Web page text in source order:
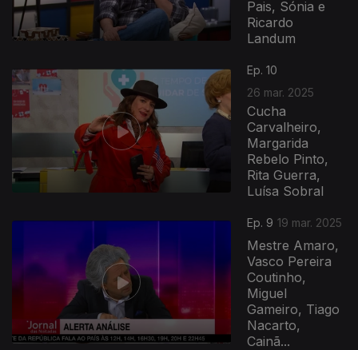
Pais, Sónia e
Ricardo
Landum
Ep. 10
26 mar. 2025
Cucha
Carvalheiro,
Margarida
Rebelo Pinto,
Rita Guerra,
Luísa Sobral
Ep. 9 19 mar. 2025
Mestre Amaro,
Vasco Pereira
Coutinho,
Miguel
Gameiro, Tiago
Nacarto,
Cainã...